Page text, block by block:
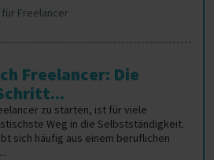
Freelancer
Freelancer: Die
zu starten, ist für viele
Weg in die Selbstständigkeit.
sich häufig aus einem beruflichen